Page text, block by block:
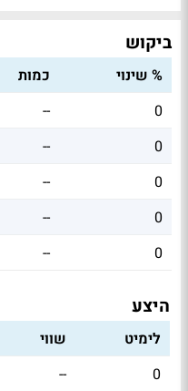
ביקוש
% שינוי כמות
0
--
0
--
0
--
0
--
0
--
היצע
לימיט שווי
0
--